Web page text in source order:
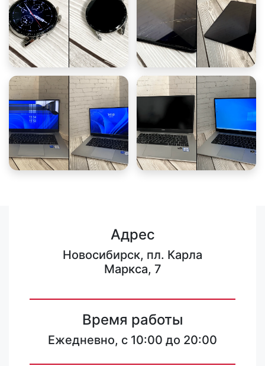
Адрес
Новосибирск, пл. Карла
Маркса, 7
Время работы
Ежедневно, с 10:00 до 20:00